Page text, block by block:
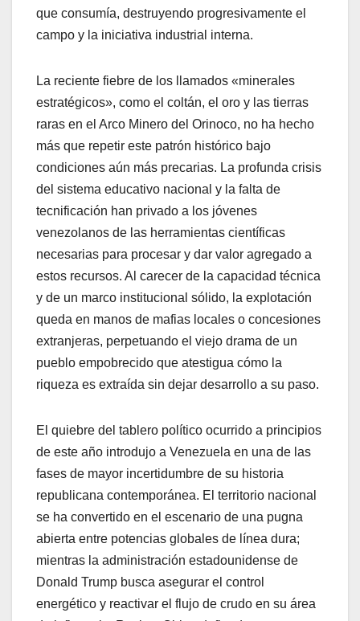
que consumía, destruyendo progresivamente el
campo y la iniciativa industrial interna.
​La reciente fiebre de los llamados «minerales
estratégicos», como el coltán, el oro y las tierras
raras en el Arco Minero del Orinoco, no ha hecho
más que repetir este patrón histórico bajo
condiciones aún más precarias. La profunda crisis
del sistema educativo nacional y la falta de
tecnificación han privado a los jóvenes
venezolanos de las herramientas científicas
necesarias para procesar y dar valor agregado a
estos recursos. Al carecer de la capacidad técnica
y de un marco institucional sólido, la explotación
queda en manos de mafias locales o concesiones
extranjeras, perpetuando el viejo drama de un
pueblo empobrecido que atestigua cómo la
riqueza es extraída sin dejar desarrollo a su paso.
​El quiebre del tablero político ocurrido a principios
de este año introdujo a Venezuela en una de las
fases de mayor incertidumbre de su historia
republicana contemporánea. El territorio nacional
se ha convertido en el escenario de una pugna
abierta entre potencias globales de línea dura;
mientras la administración estadounidense de
Donald Trump busca asegurar el control
energético y reactivar el flujo de crudo en su área